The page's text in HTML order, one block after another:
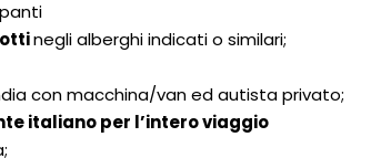
negli alberghi indicati o similari;
con macchina/van ed autista privato;
italiano per l’intero viaggio